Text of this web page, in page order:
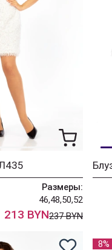
Размеры:
46,48,50,52
213 BYN237 BYN
8%